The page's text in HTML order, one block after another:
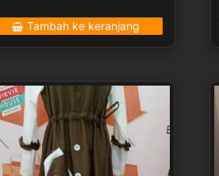
Tambah ke keranjang